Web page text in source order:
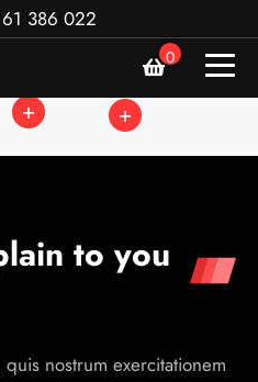
386 022
0
to you
nostrum exercitationem